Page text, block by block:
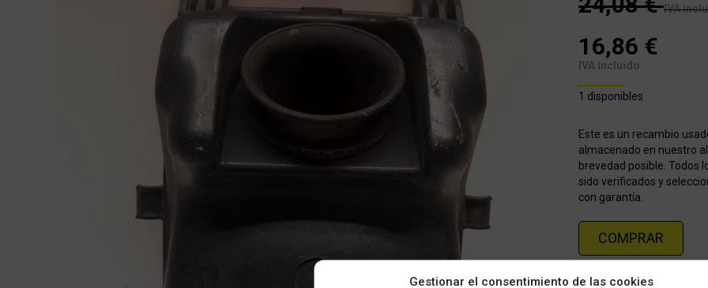
Gestionar el consentimiento de las cookies
IVA
16,86 €
IVA incluido
1 disponibles
Este es un recambio
almacenado en nuestro
brevedad posible. Todos
sido verificados y
con garantía.
COMPRAR